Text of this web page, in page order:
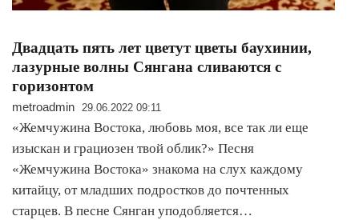
Двадцать пять лет цветут цветы баухинии,
лазурные волны Сянгана сливаются с
горизонтом
metroadmin 29.06.2022 09:11
«Жемчужина Востока, любовь моя, все так ли еще
изыскан и грациозен твой облик?» Песня
«Жемчужина Востока» знакома на слух каждому
китайцу, от младших подростков до почтенных
старцев. В песне Сянган уподобляется…